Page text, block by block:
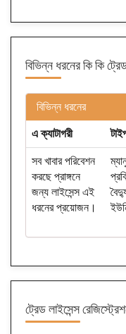
বিভিন্ন ধরনের কি কি
বিভিন্ন ধরনের
এ ক্যাটাগরী
সব খাবার পরিবেশন
করছে প্রাঙ্গনে
জন্য লাইসেন্স এই
ধরনের প্রয়োজন।
ট্রেড লাইসেন্স